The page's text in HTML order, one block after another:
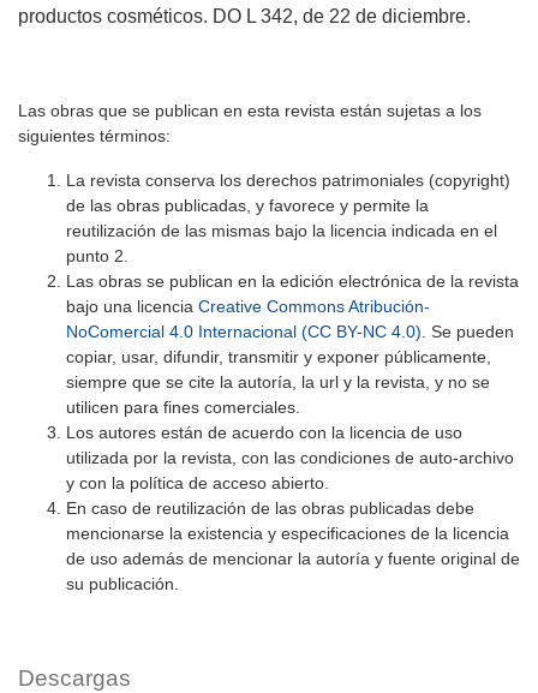
productos cosméticos. DO L 342, de 22 de diciembre.
Las obras que se publican en esta revista están sujetas a los
siguientes términos:
La revista conserva los derechos patrimoniales (copyright)
de las obras publicadas, y favorece y permite la
reutilización de las mismas bajo la licencia indicada en el
punto 2.
Las obras se publican en la edición electrónica de la revista
bajo una licencia Creative Commons Atribución-
NoComercial 4.0 Internacional (CC BY-NC 4.0). Se pueden
copiar, usar, difundir, transmitir y exponer públicamente,
siempre que se cite la autoría, la url y la revista, y no se
utilicen para fines comerciales.
Los autores están de acuerdo con la licencia de uso
utilizada por la revista, con las condiciones de auto-archivo
y con la política de acceso abierto.
En caso de reutilización de las obras publicadas debe
mencionarse la existencia y especificaciones de la licencia
de uso además de mencionar la autoría y fuente original de
su publicación.
Descargas